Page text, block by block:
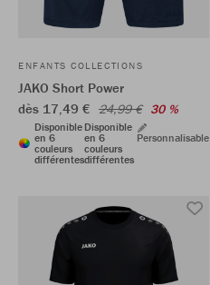
ENFANTS COLLECTIONS
JAKO Short Power
dès 17,49 € 24,99 € 30 %
Disponible
en 6
couleurs
différentes
Disponible
en 6
couleurs
différentes
Personnalisable